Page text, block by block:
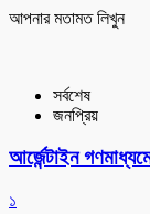
আপনার মতামত লিখুন
সর্বশেষ
জনপ্রিয়
আর্জেন্টাইন
১